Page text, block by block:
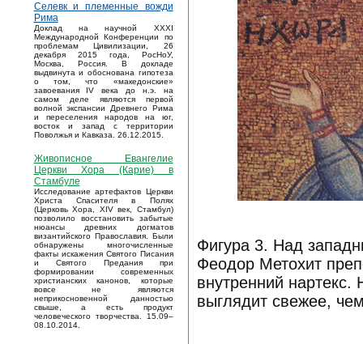
Селевк и племенные вожди
Рима
Доклад на научной XXXI
Международной Конференции по
проблемам Цивилизации, 26
декабря 2015 года, РосНоУ,
Москва, Россия. В докладе
выдвинута и обоснована гипотеза
о том, что «македонские»
завоевания IV века до н.э. на
самом деле являются первой
волной экспансии Древнего Рима
и переселения народов на юг,
восток и запад с территории
Поволжья и Кавказа. 26.12.2015.
Живописное Евангелие
Церкви Хора (Карие) в
Стамбуле
Исследование артефактов Церкви
Христа Спасителя в Полях
(Церковь Хора, XIV век, Стамбул)
позволило восстановить забытые
нюансы древних догматов
византийского Православия. Были
обнаружены многочисленные
факты искажения Святого Писания
и Святого Предания при
формировании современных
христианских канонов, которые
вовсе не являются
неприкосновенной данностью
свыше, а есть продукт
человеческого творчества. 15.09–
08.10.2014.
Фигура 3. Над
Феодор Метохит
внутренний нартекс.
выглядит свежее,